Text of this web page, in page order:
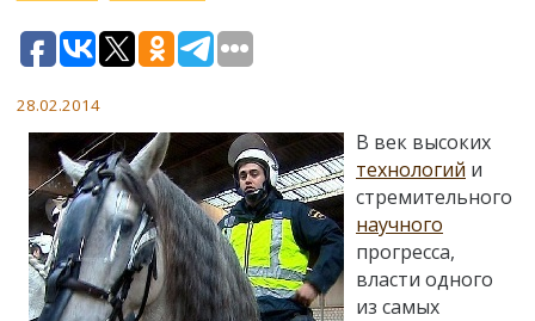
28.02.2014
В век высоких
технологий и
стремительного
научного
прогресса,
власти одного
из самых